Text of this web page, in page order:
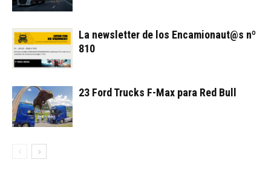
La newsletter de los Encamionaut@s nº
810
23 Ford Trucks F-Max para Red Bull